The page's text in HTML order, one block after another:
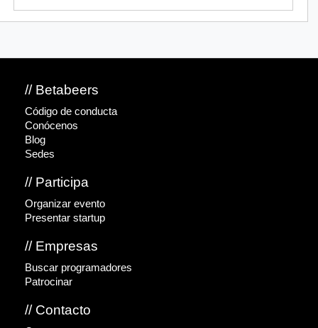
// Betabeers
Código de conducta
Conócenos
Blog
Sedes
// Participa
Organizar evento
Presentar startup
// Empresas
Buscar programadores
Patrocinar
// Contacto